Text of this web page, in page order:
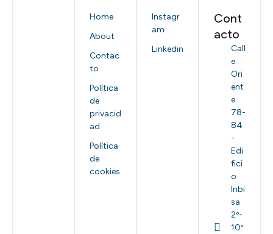
Home
About
Contac
to
Política
de
privacid
ad
Política
de
cookies
Instagr
am
Linkedin
Cont
acto
Call
e
Ori
ent
e
78-
84
-
Edi
fici
o
Inbi
sa
2º-
10ª